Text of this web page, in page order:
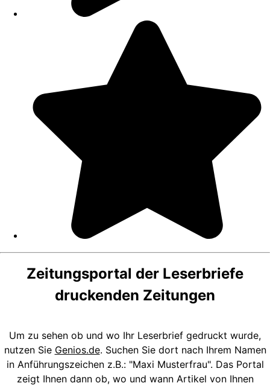
Zeitungsportal der Leserbriefe
druckenden Zeitungen
Um zu sehen ob und wo Ihr Leserbrief gedruckt wurde,
nutzen Sie Genios.de. Suchen Sie dort nach Ihrem Namen
in Anführungszeichen z.B.: "Maxi Musterfrau". Das Portal
zeigt Ihnen dann ob, wo und wann Artikel von Ihnen